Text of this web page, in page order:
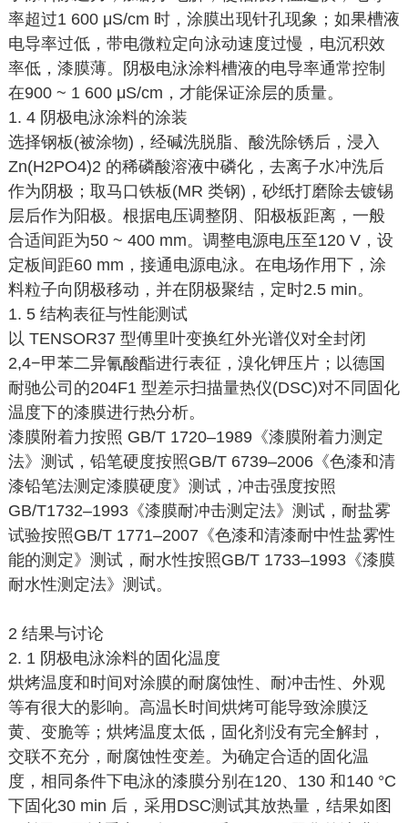
率超过1 600 μS/cm 时，涂膜出现针孔现象；如果槽液
电导率过低，带电微粒定向泳动速度过慢，电沉积效
率低，漆膜薄。阴极电泳涂料槽液的电导率通常控制
在900 ~ 1 600 μS/cm，才能保证涂层的质量。
1. 4 阴极电泳涂料的涂装
选择钢板(被涂物)，经碱洗脱脂、酸洗除锈后，浸入
Zn(H2PO4)2 的稀磷酸溶液中磷化，去离子水冲洗后
作为阴极；取马口铁板(MR 类钢)，砂纸打磨除去镀锡
层后作为阳极。根据电压调整阴、阳极板距离，一般
合适间距为50 ~ 400 mm。调整电源电压至120 V，设
定板间距60 mm，接通电源电泳。在电场作用下，涂
料粒子向阴极移动，并在阴极聚结，定时2.5 min。
1. 5 结构表征与性能测试
以 TENSOR37 型傅里叶变换红外光谱仪对全封闭
2,4−甲苯二异氰酸酯进行表征，溴化钾压片；以德国
耐驰公司的204F1 型差示扫描量热仪(DSC)对不同固化
温度下的漆膜进行热分析。
漆膜附着力按照 GB/T 1720–1989《漆膜附着力测定
法》测试，铅笔硬度按照GB/T 6739–2006《色漆和清
漆铅笔法测定漆膜硬度》测试，冲击强度按照
GB/T1732–1993《漆膜耐冲击测定法》测试，耐盐雾
试验按照GB/T 1771–2007《色漆和清漆耐中性盐雾性
能的测定》测试，耐水性按照GB/T 1733–1993《漆膜
耐水性测定法》测试。
2 结果与讨论
2. 1 阴极电泳涂料的固化温度
烘烤温度和时间对涂膜的耐腐蚀性、耐冲击性、外观
等有很大的影响。高温长时间烘烤可能导致涂膜泛
黄、变脆等；烘烤温度太低，固化剂没有完全解封，
交联不充分，耐腐蚀性变差。为确定合适的固化温
度，相同条件下电泳的漆膜分别在120、130 和140 °C
下固化30 min 后，采用DSC测试其放热量，结果如图